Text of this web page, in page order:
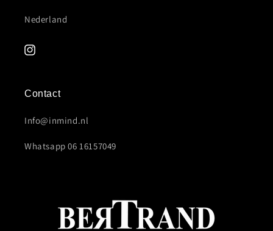
Nederland
Instagram
Contact
Info@inmind.nl
Whatsapp 06 16157049